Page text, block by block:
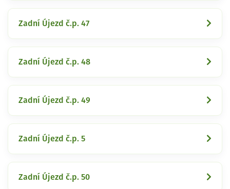
Zadní Újezd č.p. 47
Zadní Újezd č.p. 48
Zadní Újezd č.p. 49
Zadní Újezd č.p. 5
Zadní Újezd č.p. 50